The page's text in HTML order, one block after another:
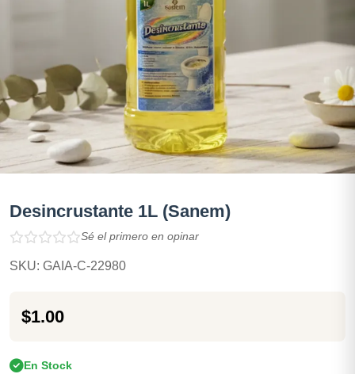
Desincrustante 1L (Sanem)
Sé el primero en opinar
SKU: GAIA-C-22980
$1.00
En Stock